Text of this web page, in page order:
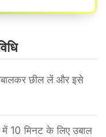
छील लें और इसे
में 10 मिनट के लिए उबाल